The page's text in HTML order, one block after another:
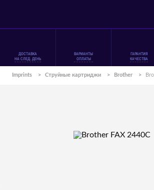
ДОСТАВКА
НА СЛЕД. ДЕНЬ
ВАРИАНТЫ
ОПЛАТЫ
ГАРАНТИЯ
КАЧЕСТВА
Imprints > Струйные картриджи > Brother >